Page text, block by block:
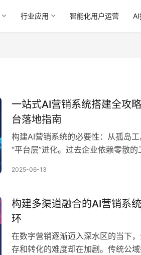
行业应用 智能化用户运营 AI
一站式AI营销系统搭建全攻
台落地指南
构建AI营销系统的必要性：从孤岛
“平台层”进化。过去企业依赖零散
才能真正构建…
2025-06-13
构建多渠道融合的AI营销系
环
在数字营销逐渐迈入深水区的当下
存和转化的难度却在加剧。传统公